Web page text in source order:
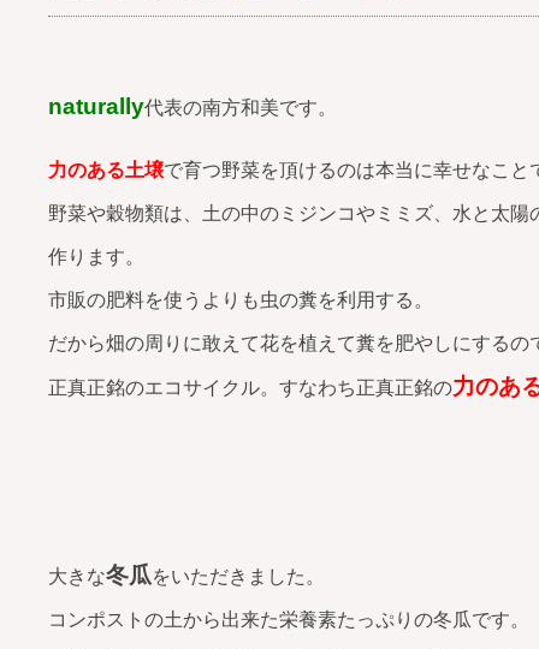
naturally代表の南方和美です。
力のある土壌で育つ野菜を頂けるのは本当に幸せなこと
野菜や穀物類は、土の中のミジンコやミミズ、水と太
作ります。
市販の肥料を使うよりも虫の糞を利用する。
だから畑の周りに敢えて花を植えて糞を肥やしにするの
正真正銘のエコサイクル。すなわち正真正銘の力のあ
大きな冬瓜をいただきました。
コンポストの土から出来た栄養素たっぷりの冬瓜です。